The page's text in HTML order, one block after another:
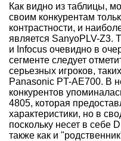
Как видно из таблицы,
своим конкурентам
контрастности, и
является SanyoPLV-Z3.
и Infocus очевидно в
сегменте следует
серьезных игроков,
Panasonic PT-AE700. В
конкурентов
4805, которая
характеристики, но в
поскольку несет в себе
также как и